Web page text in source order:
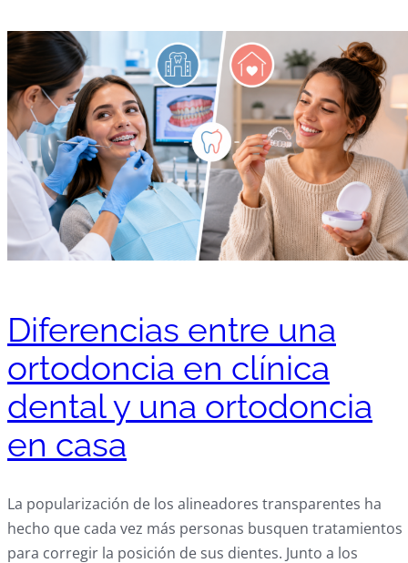
Diferencias entre una
ortodoncia en clínica
dental y una ortodoncia
en casa
La popularización de los alineadores transparentes ha
hecho que cada vez más personas busquen tratamientos
para corregir la posición de sus dientes. Junto a los